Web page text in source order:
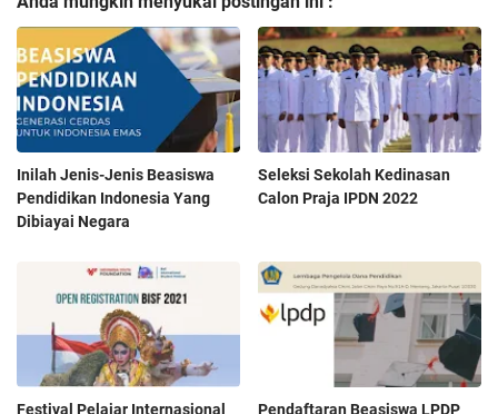
Inilah Jenis-Jenis Beasiswa
Pendidikan Indonesia Yang
Dibiayai Negara
Seleksi Sekolah Kedinasan
Calon Praja IPDN 2022
Festival Pelajar Internasional
Pendaftaran Beasiswa LPDP